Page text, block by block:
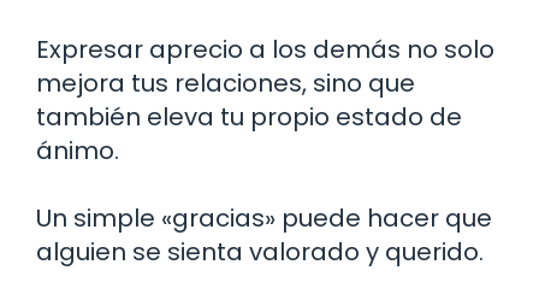
Expresar aprecio a los demás no solo
mejora tus relaciones, sino que
también eleva tu propio estado de
ánimo.
Un simple «gracias» puede hacer que
alguien se sienta valorado y querido.